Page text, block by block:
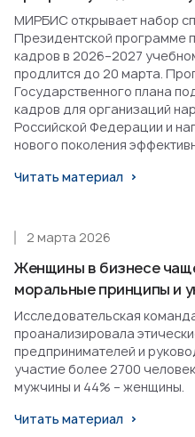
МИРБИС открывает набор
Президентской программе
кадров в 2026–2027
продлится до 20 марта.
Государственного плана
кадров для организаций
Российской Федерации и
нового поколения
Читать материал
Женщины в бизнесе
моральные принципы и
2 марта 2026
Исследовательская
проанализировала
предпринимателей и
участие более 2700
мужчины и 44% – женщины.
Читать материал